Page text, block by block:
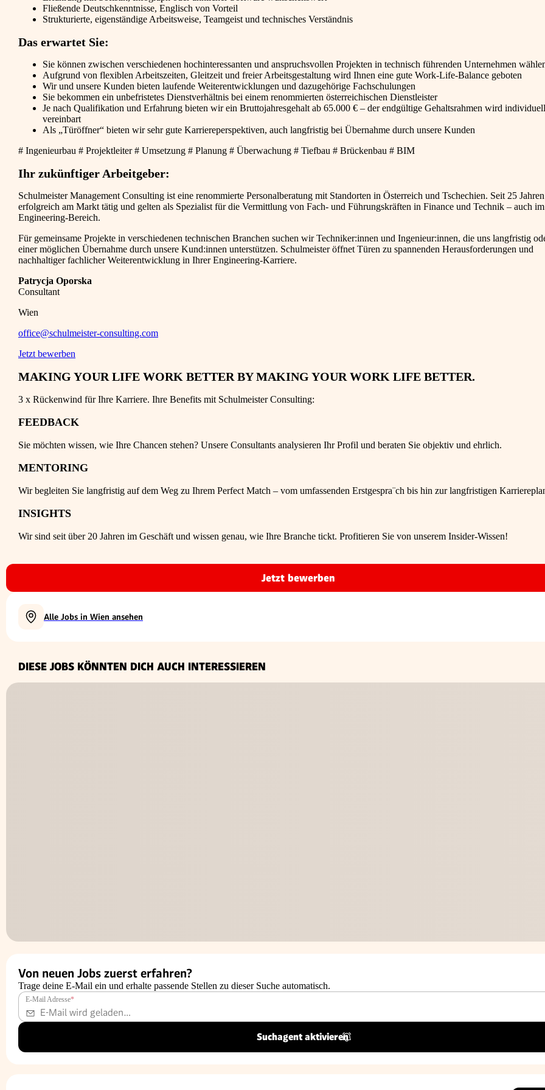
Fließende Deutschkenntnisse, Englisch von Vorteil
Strukturierte, eigenständige Arbeitsweise, Teamgeist und technisches Verständnis
Das erwartet Sie:
Sie können zwischen verschiedenen hochinteressanten und anspruchsvollen Projekten in technisch führenden Unternehmen
Aufgrund von flexiblen Arbeitszeiten, Gleitzeit und freier Arbeitsgestaltung wird Ihnen eine gute Work-Life-Balance geboten
Wir und unsere Kunden bieten laufende Weiterentwicklungen und dazugehörige Fachschulungen
Sie bekommen ein unbefristetes Dienstverhältnis bei einem renommierten österreichischen Dienstleister
Je nach Qualifikation und Erfahrung bieten wir ein Bruttojahresgehalt ab 65.000 € – der endgültige Gehaltsrahmen wird individuell
vereinbart
Als „Türöffner“ bieten wir sehr gute Karriereperspektiven, auch langfristig bei Übernahme durch unsere Kunden
# Ingenieurbau # Projektleiter # Umsetzung # Planung # Überwachung # Tiefbau # Brückenbau # BIM
Ihr zukünftiger Arbeitgeber:
Schulmeister Management Consulting ist eine renommierte Personalberatung mit Standorten in Österreich und Tschechien. Seit 25
erfolgreich am Markt tätig und gelten als Spezialist für die Vermittlung von Fach- und Führungskräften in Finance und Technik – auch im
Engineering-Bereich.
Für gemeinsame Projekte in verschiedenen technischen Branchen suchen wir Techniker:innen und Ingenieur:innen, die uns langfristig
einer möglichen Übernahme durch unsere Kund:innen unterstützen. Schulmeister öffnet Türen zu spannenden Herausforderungen und
nachhaltiger fachlicher Weiterentwicklung in Ihrer Engineering-Karriere.
Patrycja Oporska
Consultant
Wien
office@schulmeister-consulting.com
Jetzt bewerben
MAKING YOUR LIFE WORK BETTER BY MAKING YOUR WORK LIFE BETTER.
3 x Rückenwind für Ihre Karriere. Ihre Benefits mit Schulmeister Consulting:
FEEDBACK
Sie möchten wissen, wie Ihre Chancen stehen? Unsere Consultants analysieren Ihr Profil und beraten Sie objektiv und ehrlich.
MENTORING
Wir begleiten Sie langfristig auf dem Weg zu Ihrem Perfect Match – vom umfassenden Erstgespra¨ch bis hin zur langfristigen
INSIGHTS
Wir sind seit über 20 Jahren im Geschäft und wissen genau, wie Ihre Branche tickt. Profitieren Sie von unserem Insider-Wissen!
Jetzt bewerben
Alle Jobs in Wien ansehen
DIESE JOBS KÖNNTEN DICH AUCH INTERESSIEREN
Von neuen Jobs zuerst erfahren?
Trage deine E-Mail ein und erhalte passende Stellen zu dieser Suche automatisch.
E-Mail Adresse*
Suchagent aktivieren